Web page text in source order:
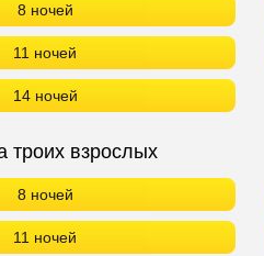
8 ночей
11 ночей
14 ночей
троих взрослых
8 ночей
11 ночей